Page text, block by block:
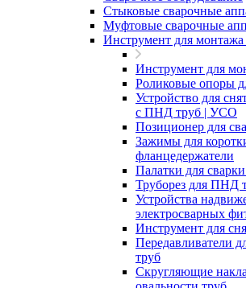
Стыковые сварочные
Муфтовые сварочные
Инструмент для монтажа
Инструмент для
Роликовые опоры
Устройство для
с ПНД труб | УСО
Позиционер для
Зажимы для
фланцедержатели
Палатки для
Труборез для ПНД
Устройства
электросварных
Инструмент для
Передавливатели
труб
Скругляющие